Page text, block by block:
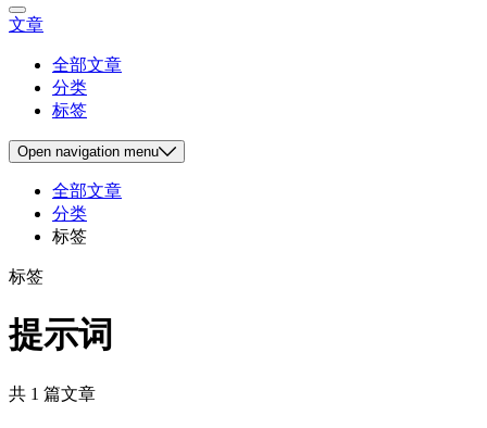
文章
全部文章
分类
标签
Open navigation menu
全部文章
分类
标签
标签
提示词
共 1 篇文章